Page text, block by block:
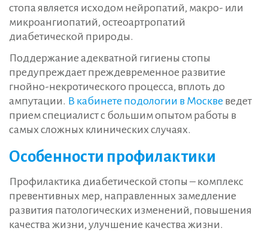
стопа является исходом нейропатий, макро- или
микроангиопатий, остеоартропатий
диабетической природы.
Поддержание адекватной гигиены стопы
предупреждает преждевременное развитие
гнойно-некротического процесса, вплоть до
ампутации. В кабинете подологии в Москве ведет
прием специалист с большим опытом работы в
самых сложных клинических случаях.
Особенности профилактики
Профилактика диабетической стопы – комплекс
превентивных мер, направленных замедление
развития патологических изменений, повышения
качества жизни, улучшение качества жизни.